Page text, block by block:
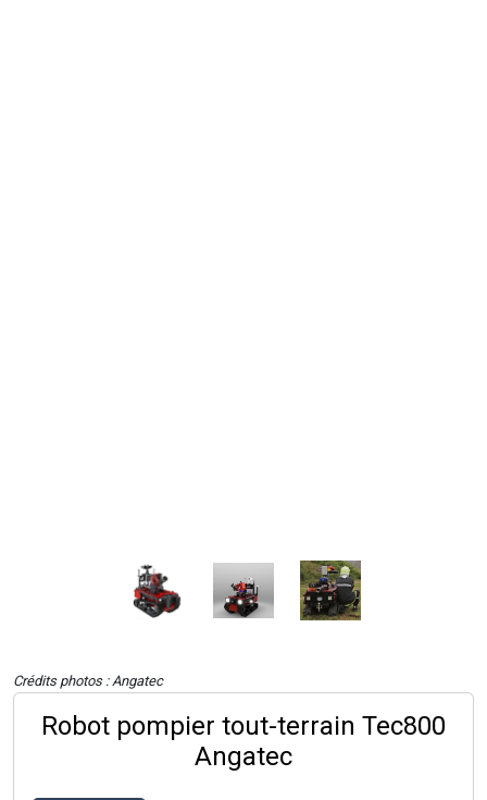
Crédits photos : Angatec
Robot pompier tout-terrain Tec800
Angatec